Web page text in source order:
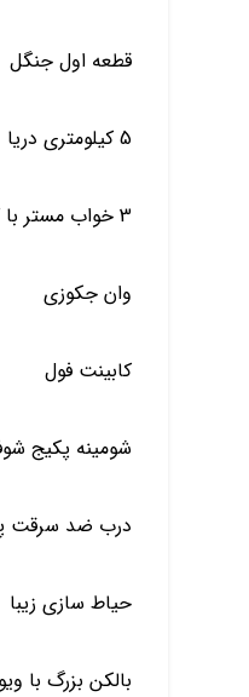
قطعه اول جنگل
5 کیلومتری دریا
3 خواب مستر با کمد دیواری
وان جکوزی
کابینت فول
شومینه پکیج
درب ضد سرقت
حیاط سازی زیبا
بالکن بزرگ با